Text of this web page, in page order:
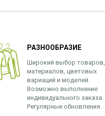
РАЗНООБРАЗИЕ
Широкий выбор товаров,
материалов, цветовых
вариаций и моделей.
Возможно выполнение
индивидуального заказа.
Регулярные обновления.